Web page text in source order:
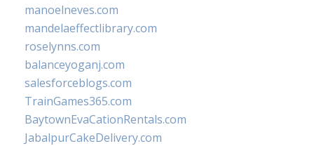
manoelneves.com
mandelaeffectlibrary.com
roselynns.com
balanceyoganj.com
salesforceblogs.com
TrainGames365.com
BaytownEvaCationRentals.com
JabalpurCakeDelivery.com